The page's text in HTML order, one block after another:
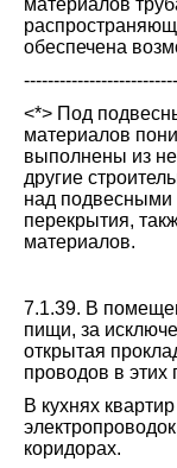
материалов
обеспечена
<*> Под
материалов
выполнены из
другие
над
перекрытия,
материалов.
7.1.39. В
пищи, за
открытая
проводов в этих
В кухнях
коридорах.